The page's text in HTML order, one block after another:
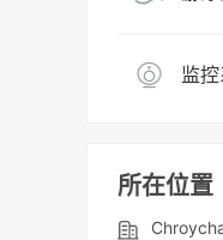
监
所在位置